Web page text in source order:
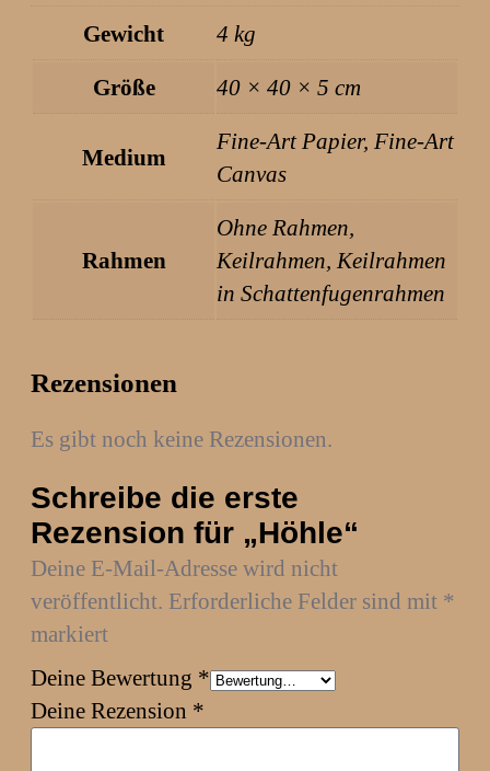
b
2
3
,
0
0
Gewicht 4 kg
Größe 40 × 40 × 5 cm
Medium
Fine-Art Papier, Fine-Art
Canvas
Rahmen
Ohne Rahmen,
Keilrahmen, Keilrahmen
in Schattenfugenrahmen
Rezensionen
Es gibt noch keine Rezensionen.
Schreibe die erste
Rezension für „Höhle“
Deine E-Mail-Adresse wird nicht
veröffentlicht. Erforderliche Felder sind mit *
markiert
Deine Bewertung *
Deine Rezension *